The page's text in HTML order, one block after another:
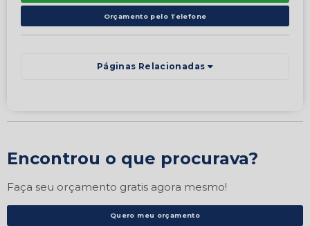
Orçamento pelo Telefone
Páginas Relacionadas
Encontrou o que procurava?
Faça seu orçamento gratis agora mesmo!
Quero meu orçamento